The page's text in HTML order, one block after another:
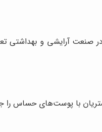
صنعت آرایشی و بهداشتی
با پوست‌های حساس را